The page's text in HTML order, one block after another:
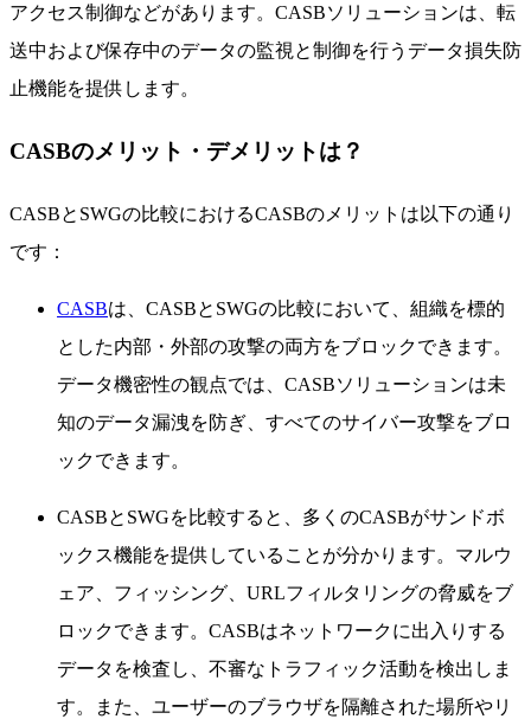
アクセス制御などがあります。CASBソリューションは、転
送中および保存中のデータの監視と制御を行うデータ損失防
止機能を提供します。
CASBのメリット・デメリットは？
CASBとSWGの比較におけるCASBのメリットは以下の通り
です：
CASBは、CASBとSWGの比較において、組織を標的
とした内部・外部の攻撃の両方をブロックできます。
データ機密性の観点では、CASBソリューションは未
知のデータ漏洩を防ぎ、すべてのサイバー攻撃をブロ
ックできます。
CASBとSWGを比較すると、多くのCASBがサンドボ
ックス機能を提供していることが分かります。マルウ
ェア、フィッシング、URLフィルタリングの脅威をブ
ロックできます。CASBはネットワークに出入りする
データを検査し、不審なトラフィック活動を検出しま
す。また、ユーザーのブラウザを隔離された場所やリ